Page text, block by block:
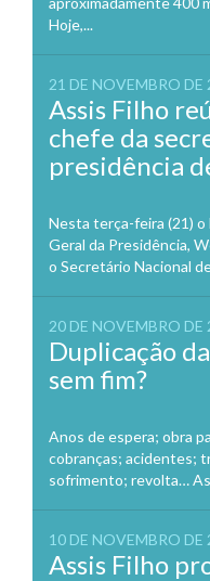
Hoje,...
21 DE NOVEMBRO DE
Assis Filho
chefe da
presidência
Nesta terça-feira (21)
Geral da Presidência,
o Secretário Nacional
20 DE NOVEMBRO DE
Duplicação
sem fim?
Anos de espera; obra
cobranças; acidentes;
sofrimento; revolta…
10 DE NOVEMBRO DE
Assis Filho